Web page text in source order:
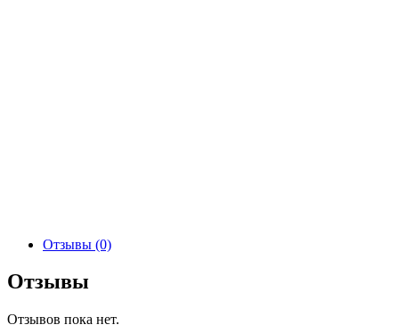
Отзывы (0)
Отзывы
Отзывов пока нет.